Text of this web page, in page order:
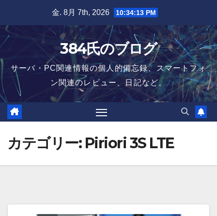
content
金. 8月 7th, 2026 10:34:13 PM
384氏のブログ
サーバ・PC関連情報の個人的備忘録、スマートフォ
ン関連のレビュー、日記など。
カテゴリー: Piriori 3S LTE